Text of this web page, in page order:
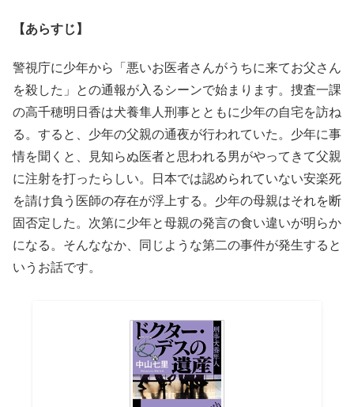
【あらすじ】
警視庁に少年から「悪いお医者さんがうちに来てお父さん
を殺した」との通報が入るシーンで始まります。捜査一課
の高千穂明日香は犬養隼人刑事とともに少年の自宅を訪ね
る。すると、少年の父親の通夜が行われていた。少年に事
情を聞くと、見知らぬ医者と思われる男がやってきて父親
に注射を打ったらしい。日本では認められていない安楽死
を請け負う医師の存在が浮上する。少年の母親はそれを断
固否定した。次第に少年と母親の発言の食い違いが明らか
になる。そんななか、同じような第二の事件が発生すると
いうお話です。